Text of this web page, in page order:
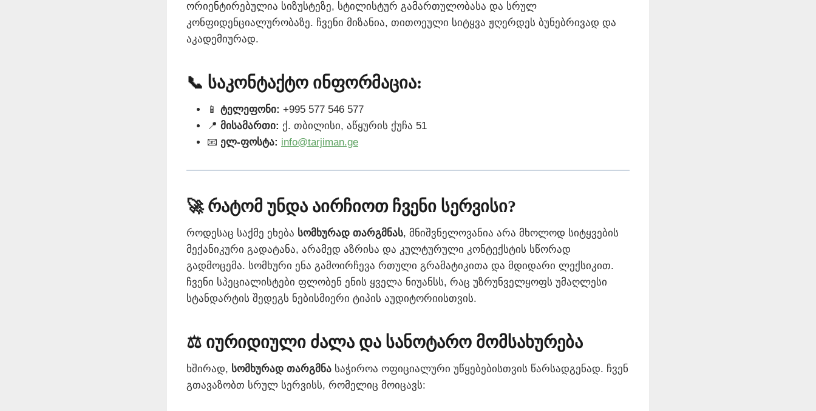
ორიენტირებულია სიზუსტეზე, სტილისტურ გამართულობასა და სრულ
კონფიდენციალურობაზე. ჩვენი მიზანია, თითოეული სიტყვა ჟღერდეს ბუნებრივად და
აკადემიურად.
📞 საკონტაქტო ინფორმაცია:
📱 ტელეფონი: +995 577 546 577
📍 მისამართი: ქ. თბილისი, აწყურის ქუჩა 51
📧 ელ-ფოსტა: info@tarjiman.ge
🚀 რატომ უნდა აირჩიოთ ჩვენი სერვისი?
როდესაც საქმე ეხება სომხურად თარგმნას, მნიშვნელოვანია არა მხოლოდ სიტყვების
მექანიკური გადატანა, არამედ აზრისა და კულტურული კონტექსტის სწორად
გადმოცემა. სომხური ენა გამოირჩევა რთული გრამატიკითა და მდიდარი ლექსიკით.
ჩვენი სპეციალისტები ფლობენ ენის ყველა ნიუანსს, რაც უზრუნველყოფს უმაღლესი
სტანდარტის შედეგს ნებისმიერი ტიპის აუდიტორიისთვის.
⚖️ იურიდიული ძალა და სანოტარო მომსახურება
ხშირად, სომხურად თარგმნა საჭიროა ოფიციალური უწყებებისთვის წარსადგენად. ჩვენ
გთავაზობთ სრულ სერვისს, რომელიც მოიცავს: